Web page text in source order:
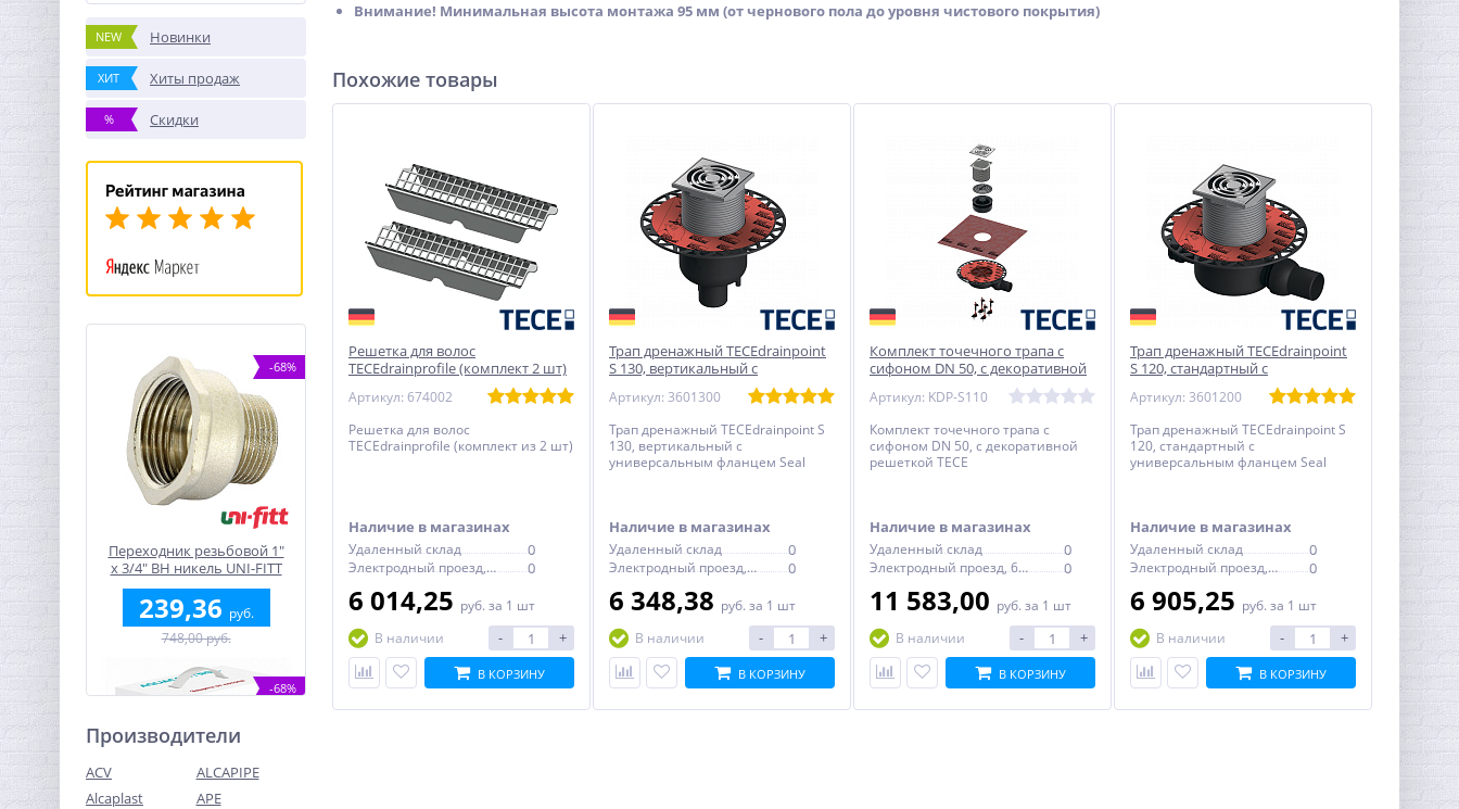
NEW Новинки
ХИТ Хиты продаж
% Скидки
-68%
Переходник резьбовой 1"
х 3/4" ВН никель UNI-FITT
239,36 руб.
748,00 руб.
-68%
Производители
ACV
ALCAPIPE
Alcaplast
APE
Внимание! Минимальная высота монтажа 95 мм (от чернового пола до уровня чистового покрытия)
Похожие товары
Решетка для волос
TECEdrainprofile (комплект 2 шт)
Артикул: 674002
Решетка для волос
TECEdrainprofile (комплект из 2 шт)
Наличие в магазинах
Удаленный склад 0
Электродный проезд, 6с1 0
6 014,25 руб. за 1 шт
В наличии
- +
В КОРЗИНУ
Трап дренажный TECEdrainpoint
S 130, вертикальный с
универсальным фланцем Seal
System
Артикул: 3601300
Трап дренажный TECEdrainpoint S
130, вертикальный с
универсальным фланцем Seal
Наличие в магазинах
Удаленный склад 0
Электродный проезд, 6с1 0
6 348,38 руб. за 1 шт
В наличии
- +
В КОРЗИНУ
Комплект точечного трапа с
сифоном DN 50, с декоративной
Артикул: KDP-S110
Комплект точечного трапа с
сифоном DN 50, с декоративной
решеткой TECE
Наличие в магазинах
Удаленный склад 0
Электродный проезд, 6с1 0
11 583,00 руб. за 1 шт
В наличии
- +
В КОРЗИНУ
Трап дренажный TECEdrainpoint
S 120, стандартный с
универсальным фланцем Seal
System
Артикул: 3601200
Трап дренажный TECEdrainpoint S
120, стандартный с
универсальным фланцем Seal
Наличие в магазинах
Удаленный склад 0
Электродный проезд, 6с1 0
6 905,25 руб. за 1 шт
В наличии
- +
В КОРЗИНУ